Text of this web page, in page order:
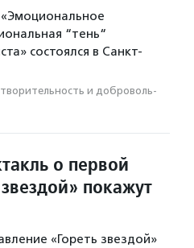
“тень“
состоялся в Санкт-
и доброволь­
о первой
покажут
«Гореть звездой»